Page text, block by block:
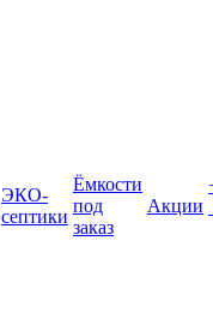
ЭКО-
септики
Ёмкости
под
заказ
Акции